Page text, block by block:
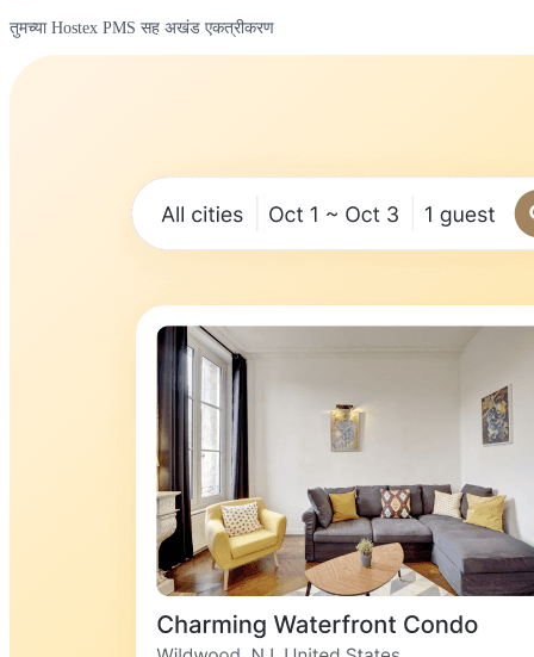
तुमच्या Hostex PMS सह अखंड एकत्रीकरण